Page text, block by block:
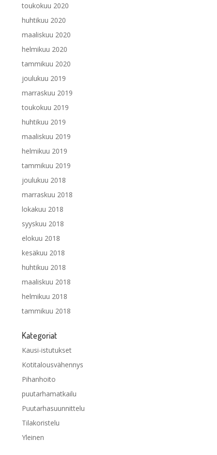
toukokuu 2020
huhtikuu 2020
maaliskuu 2020
helmikuu 2020
tammikuu 2020
joulukuu 2019
marraskuu 2019
toukokuu 2019
huhtikuu 2019
maaliskuu 2019
helmikuu 2019
tammikuu 2019
joulukuu 2018
marraskuu 2018
lokakuu 2018
syyskuu 2018
elokuu 2018
kesäkuu 2018
huhtikuu 2018
maaliskuu 2018
helmikuu 2018
tammikuu 2018
Kategoriat
Kausi-istutukset
Kotitalousvähennys
Pihanhoito
puutarhamatkailu
Puutarhasuunnittelu
Tilakoristelu
Yleinen